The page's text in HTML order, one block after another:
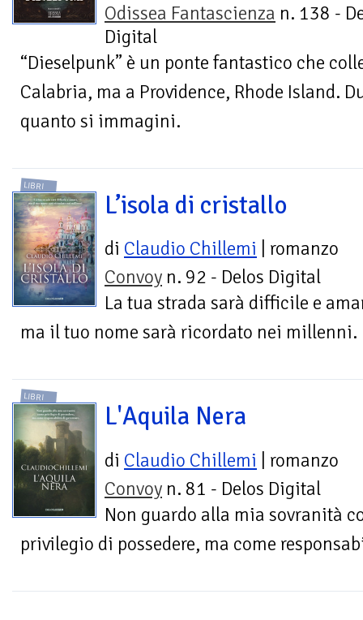
Odissea Fantascienza n. 138 -
Digital
“Dieselpunk” è un ponte fantastico che
Calabria, ma a Providence, Rhode Island.
quanto si immagini.
LIBRI
L’isola di cristallo
di Claudio Chillemi | romanzo
Convoy n. 92 - Delos Digital
La tua strada sarà difficile e
ma il tuo nome sarà ricordato nei millenni.
LIBRI
L'Aquila Nera
di Claudio Chillemi | romanzo
Convoy n. 81 - Delos Digital
Non guardo alla mia sovranità
privilegio di possedere, ma come